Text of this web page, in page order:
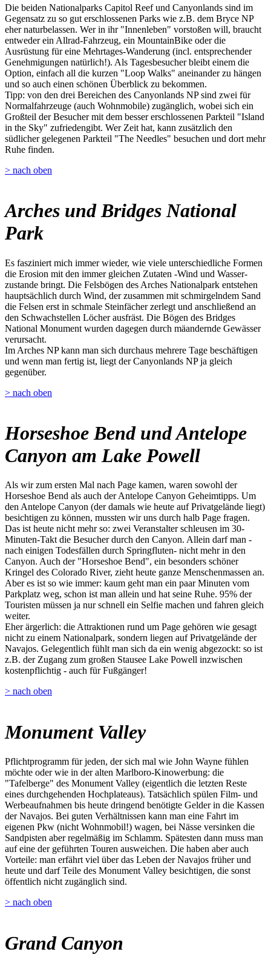
Die beiden Nationalparks Capitol Reef und Canyonlands sind im
Gegensatz zu so gut erschlossenen Parks wie z.B. dem Bryce NP
eher naturbelassen. Wer in ihr "Innenleben" vorstoßen will, braucht
entweder ein Allrad-Fahrzeug, ein MountainBike oder die
Ausrüstung für eine Mehrtages-Wanderung (incl. entsprechender
Genehmigungen natürlich!). Als Tagesbesucher bleibt einem die
Option, einfach all die kurzen "Loop Walks" aneinander zu hängen
und so auch einen schönen Überblick zu bekommen.
Tipp: von den drei Bereichen des Canyonlands NP sind zwei für
Normalfahrzeuge (auch Wohnmobile) zugänglich, wobei sich ein
Großteil der Besucher mit dem besser erschlossenen Parkteil "Island
in the Sky" zufriedengibt. Wer Zeit hat, kann zusätzlich den
südlicher gelegenen Parkteil "The Needles" besuchen und dort mehr
Ruhe finden.
> nach oben
Arches und Bridges National
Park
Es fasziniert mich immer wieder, wie viele unterschiedliche Formen
die Erosion mit den immer gleichen Zutaten -Wind und Wasser-
zustande bringt. Die Felsbögen des Arches Nationalpark entstehen
hauptsächlich durch Wind, der zusammen mit schmirgelndem Sand
die Felsen erst in schmale Steinfächer zerlegt und anschließend an
den Schwachstellen Löcher ausfräst. Die Bögen des Bridges
National Monument wurden dagegen durch mäandernde Gewässer
verursacht.
Im Arches NP kann man sich durchaus mehrere Tage beschäftigen
und wenn man fertig ist, liegt der Canyonlands NP ja gleich
gegenüber.
> nach oben
Horseshoe Bend und Antelope
Canyon am Lake Powell
Als wir zum ersten Mal nach Page kamen, waren sowohl der
Horseshoe Bend als auch der Antelope Canyon Geheimtipps. Um
den Antelope Canyon (der damals wie heute auf Privatgelände liegt)
besichtigen zu können, mussten wir uns durch halb Page fragen.
Das ist heute nicht mehr so: zwei Veranstalter schleusen im 30-
Minuten-Takt die Besucher durch den Canyon. Allein darf man -
nach einigen Todesfällen durch Springfluten- nicht mehr in den
Canyon. Auch der "Horseshoe Bend", ein besonders schöner
Kringel des Colorado River, zieht heute ganze Menschenmassen an.
Aber es ist so wie immer: kaum geht man ein paar Minuten vom
Parkplatz weg, schon ist man allein und hat seine Ruhe. 95% der
Touristen müssen ja nur schnell ein Selfie machen und fahren gleich
weiter.
Eher ärgerlich: die Attraktionen rund um Page gehören wie gesagt
nicht zu einem Nationalpark, sondern liegen auf Privatgelände der
Navajos. Gelegentlich fühlt man sich da ein wenig abgezockt: so ist
z.B. der Zugang zum großen Stausee Lake Powell inzwischen
kostenpflichtig - auch für Fußgänger!
> nach oben
Monument Valley
Pflichtprogramm für jeden, der sich mal wie John Wayne fühlen
möchte oder wie in der alten Marlboro-Kinowerbung: die
"Tafelberge" des Monument Valley (eigentlich die letzten Reste
eines durchgehenden Hochplateaus). Tatsächlich spülen Film- und
Werbeaufnahmen bis heute dringend benötigte Gelder in die Kassen
der Navajos. Bei guten Verhältnissen kann man eine Fahrt im
eigenen Pkw (nicht Wohnmobil!) wagen, bei Nässe versinken die
Sandpisten aber regelmäßig im Schlamm. Spätesten dann muss man
auf eine der geführten Touren ausweichen. Die haben aber auch
Vorteile: man erfährt viel über das Leben der Navajos früher und
heute und darf Teile des Monument Valley besichtigen, die sonst
öffentlich nicht zugänglich sind.
> nach oben
Grand Canyon